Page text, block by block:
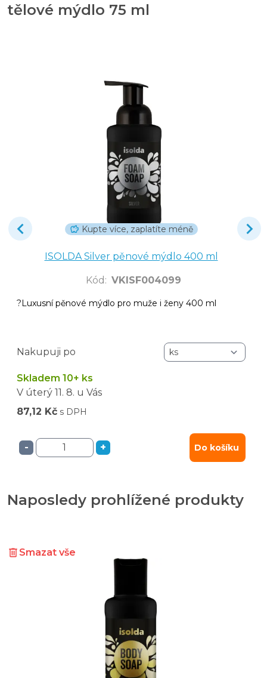
tělové mýdlo 75 ml
Kupte více, zaplatíte méně
ISOLDA Silver pěnové mýdlo 400 ml
Kód : VKISF004099
?Luxusní pěnové mýdlo pro muže i ženy 400 ml
Nakupuji po
Skladem 10+ ks
V úterý 11. 8. u Vás
87,12 Kč s DPH
- + Do košíku
Naposledy prohlížené produkty
Smazat vše